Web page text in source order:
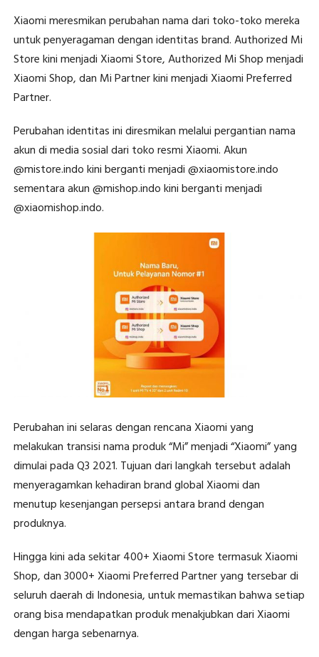
Xiaomi meresmikan perubahan nama dari toko-toko mereka
untuk penyeragaman dengan identitas brand. Authorized Mi
Store kini menjadi Xiaomi Store, Authorized Mi Shop menjadi
Xiaomi Shop, dan Mi Partner kini menjadi Xiaomi Preferred
Partner.
Perubahan identitas ini diresmikan melalui pergantian nama
akun di media sosial dari toko resmi Xiaomi. Akun
@mistore.indo kini berganti menjadi @xiaomistore.indo
sementara akun @mishop.indo kini berganti menjadi
@xiaomishop.indo.
Perubahan ini selaras dengan rencana Xiaomi yang
melakukan transisi nama produk “Mi” menjadi “Xiaomi” yang
dimulai pada Q3 2021. Tujuan dari langkah tersebut adalah
menyeragamkan kehadiran brand global Xiaomi dan
menutup kesenjangan persepsi antara brand dengan
produknya.
Hingga kini ada sekitar 400+ Xiaomi Store termasuk Xiaomi
Shop, dan 3000+ Xiaomi Preferred Partner yang tersebar di
seluruh daerah di Indonesia, untuk memastikan bahwa setiap
orang bisa mendapatkan produk menakjubkan dari Xiaomi
dengan harga sebenarnya.